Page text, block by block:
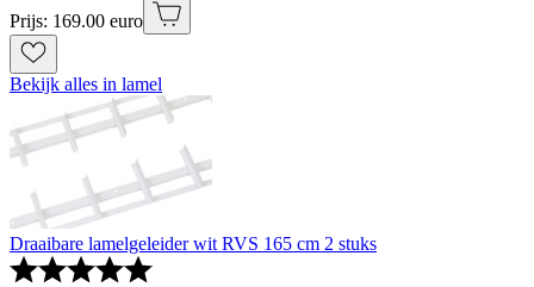
Prijs: 169.00 euro
Bekijk alles in lamel
Draaibare lamelgeleider wit RVS 165 cm 2 stuks